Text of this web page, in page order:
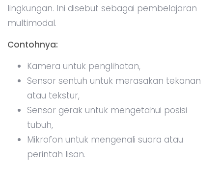
lingkungan. Ini disebut sebagai pembelajaran
multimodal.
Contohnya:
Kamera untuk penglihatan,
Sensor sentuh untuk merasakan tekanan
atau tekstur,
Sensor gerak untuk mengetahui posisi
tubuh,
Mikrofon untuk mengenali suara atau
perintah lisan.